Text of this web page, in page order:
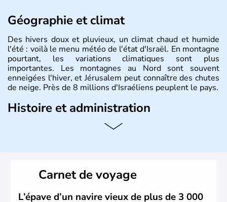
Géographie et climat
Des hivers doux et pluvieux, un climat chaud et humide
l'été : voilà le menu météo de l'état d'Israël. En montagne
pourtant, les variations climatiques sont plus
importantes. Les montagnes au Nord sont souvent
enneigées l'hiver, et Jérusalem peut connaître des chutes
de neige. Près de 8 millions d'Israéliens peuplent le pays.
Histoire et administration
L'Israël est un état de la partie est de la Méditerranée,
vrai essor économique dans le domaine des nouvelles
Carnet de voyage
L’épave d’un navire vieux de plus de 3 000